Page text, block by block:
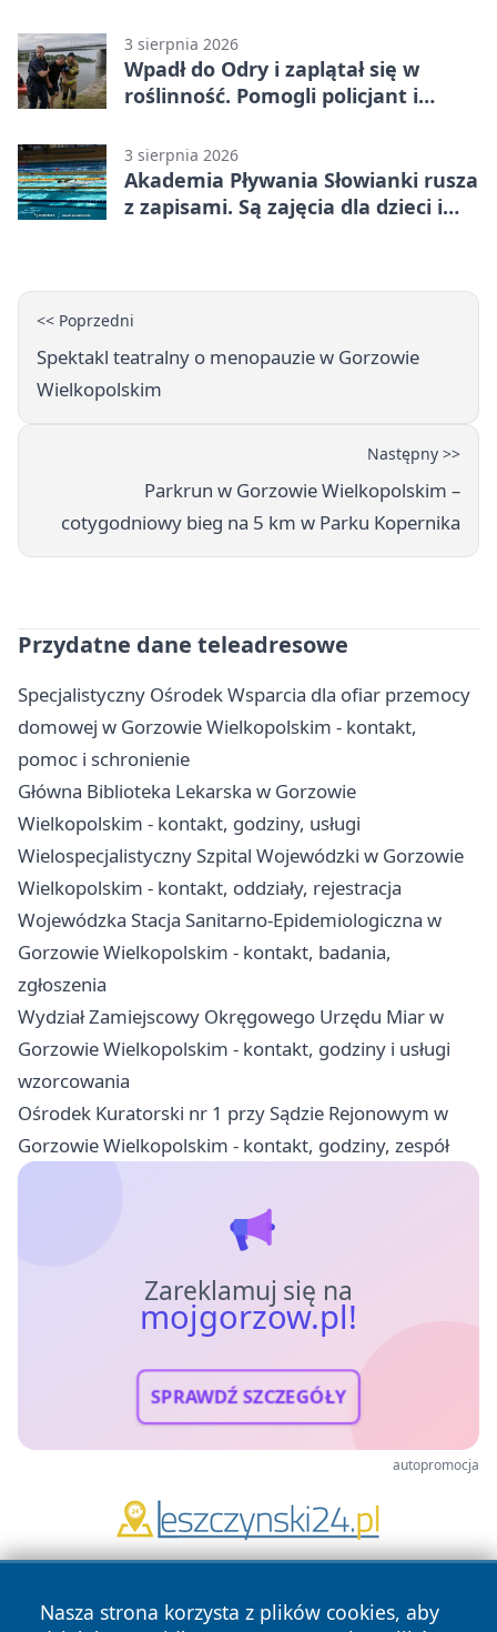
3 sierpnia 2026
Wpadł do Odry i zaplątał się w
roślinność. Pomogli policjant i
3 sierpnia 2026
Akademia Pływania Słowianki rusza
z zapisami. Są zajęcia dla dzieci i
<< Poprzedni
Spektakl teatralny o menopauzie w Gorzowie
Wielkopolskim
Następny >>
Parkrun w Gorzowie Wielkopolskim –
cotygodniowy bieg na 5 km w Parku Kopernika
Przydatne dane teleadresowe
Specjalistyczny Ośrodek Wsparcia dla ofiar przemocy
domowej w Gorzowie Wielkopolskim - kontakt,
pomoc i schronienie
Główna Biblioteka Lekarska w Gorzowie
Wielkopolskim - kontakt, godziny, usługi
Wielospecjalistyczny Szpital Wojewódzki w Gorzowie
Wielkopolskim - kontakt, oddziały, rejestracja
Wojewódzka Stacja Sanitarno-Epidemiologiczna w
Gorzowie Wielkopolskim - kontakt, badania,
zgłoszenia
Wydział Zamiejscowy Okręgowego Urzędu Miar w
Gorzowie Wielkopolskim - kontakt, godziny i usługi
wzorcowania
Ośrodek Kuratorski nr 1 przy Sądzie Rejonowym w
Gorzowie Wielkopolskim - kontakt, godziny, zespół
Zareklamuj się na
mojgorzow.pl!
SPRAWDŹ SZCZEGÓŁY
autopromocja
Nasza strona korzysta z plików cookies, aby